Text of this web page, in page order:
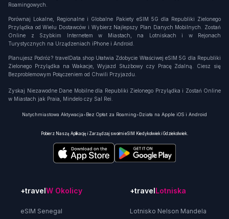
Roamingowych.
Porównaj Lokalne, Regionalne i Globalne Pakiety eSIM 5G dla Republiki Zielonego
Przylądka od Wielu Dostawców i Wybierz Najlepszy Plan Danych Mobilnych. Zostań
Online z Szybkim Internetem w Miastach, na Lotniskach i w Rejonach
Turystycznych na Urządzeniach iPhone i Android.
Planujesz Podróż? travelData.shop Ułatwia Zdobycie Właściwej eSIM 5G dla Republiki
Zielonego Przylądka na Wakacje, Wyjazd Służbowy czy Pracę Zdalną. Ciesz się
Bezproblemowym Połączeniem od Chwili Przyjazdu.
Zyskaj Niezawodne Dane Mobilne dla Republiki Zielonego Przylądka i Zostań Online
w Miastach jak Praia, Mindelo czy Sal Rei.
Natychmiastowa Aktywacja•Bez Opłat za Roaming•Działa na Apple iOS i Android
Pobierz Naszą Aplikację i Zarządzaj swoimi eSIM Kiedykolwiek i Gdziekolwiek.
+travelW Okolicy
eSIM Senegal
+travelLotniska
Lotnisko Nelson Mandela